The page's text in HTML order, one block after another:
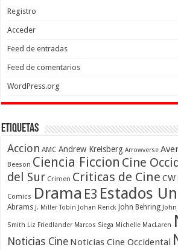
Registro
Acceder
Feed de entradas
Feed de comentarios
WordPress.org
Etiquetas
Accion AMC Andrew Kreisberg Arrowverse
Beeson Ciencia Ficcion Cine
del Sur Crimen Criticas de Cine CW
Comics Drama E3 Estados
Abrams J. Miller Tobin Johan Renck John Behring
Smith Liz Friedlander Marcos Siega Michelle MacLaren
Noticias Cine Noticias Cine Occidental